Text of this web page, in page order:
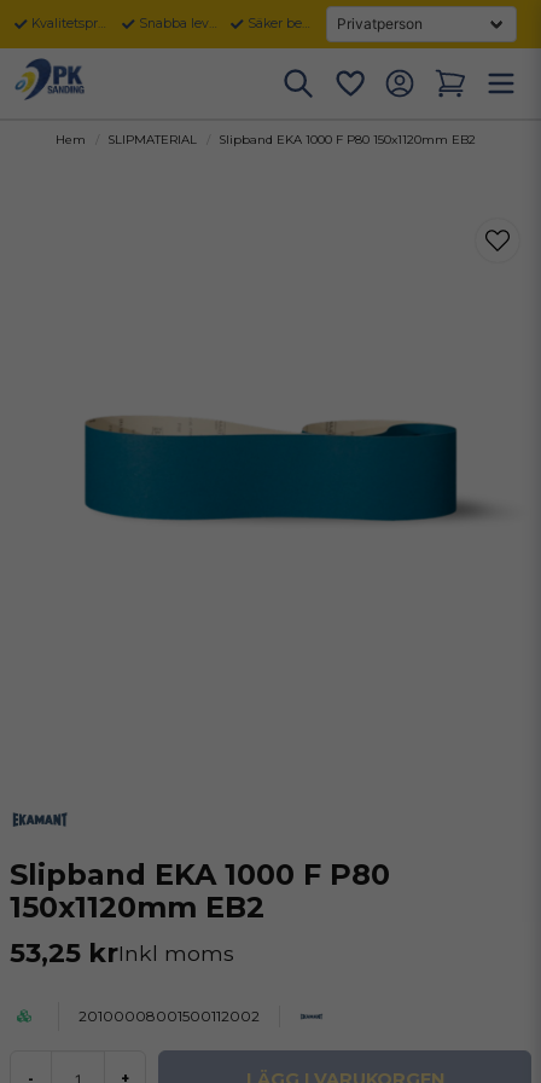
Kvalitetsprodukter Snabba leveranser Säker betalning
Hem SLIPMATERIAL Slipband EKA 1000 F P80 150x1120mm EB2
Slipband EKA 1000 F P80
150x1120mm EB2
53,25 krInkl moms
20100008001500112002
- +